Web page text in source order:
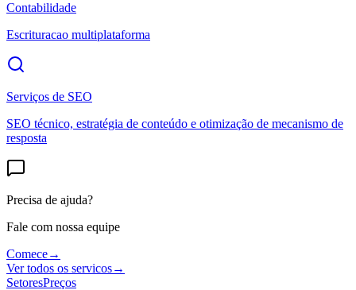
Contabilidade
Escrituracao multiplataforma
Serviços de SEO
SEO técnico, estratégia de conteúdo e otimização de mecanismo de
resposta
Precisa de ajuda?
Fale com nossa equipe
Comece→
Ver todos os servicos→
SetoresPreços